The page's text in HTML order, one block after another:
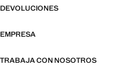
DEVOLUCIONES
EMPRESA
TRABAJA CON NOSOTROS